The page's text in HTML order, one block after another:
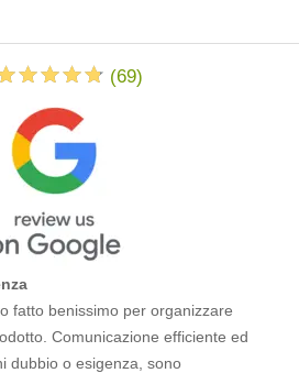
(69)
fatto benissimo per organizzare
Comunicazione efficiente ed
dubbio o esigenza, sono